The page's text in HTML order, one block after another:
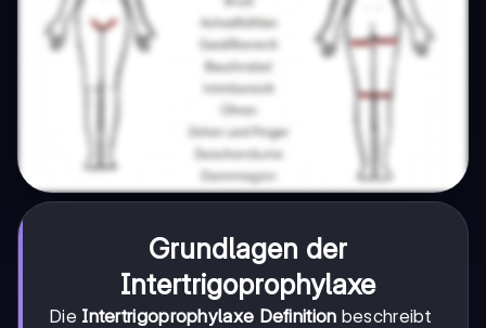
Grundlagen der
Intertrigoprophylaxe
Die Intertrigoprophylaxe Definition beschreibt